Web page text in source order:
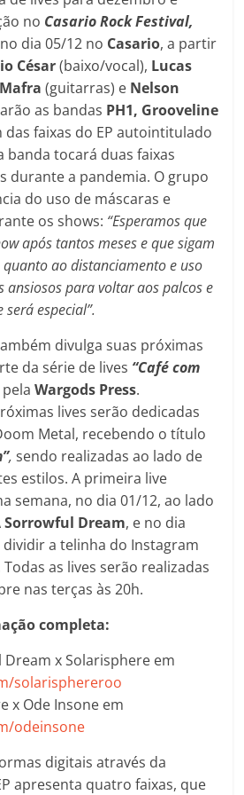
no Casario Rock Festival,
dia 05/12 no Casario, a partir
César(baixo/vocal), Lucas
(guitarras) e Nelson
as bandas PH1, Grooveline
das faixas do EP autointitulado
banda tocará duas faixas
durante a pandemia. O grupo
do uso de máscaras e
os shows: “Esperamos que
após tantos meses e que sigam
ao distanciamento e uso
ansiosos para voltar aos palcos e
especial”.
divulga suas próximas
da série de lives “Café com
pelaWargods Press.
lives serão dedicadas
Metal, recebendo o título
,sendo realizadas ao lado de
estilos. A primeira live
semana, no dia 01/12, ao lado
Sorrowful Dream, e no dia
dividir a telinha do Instagram
Todas as lives serão realizadas
nas terças às 20h.
completa:
Dream x Solarisphere em
solarisphereroo
x Ode Insone em
odeinsone
digitais através da
apresenta quatro faixas, que